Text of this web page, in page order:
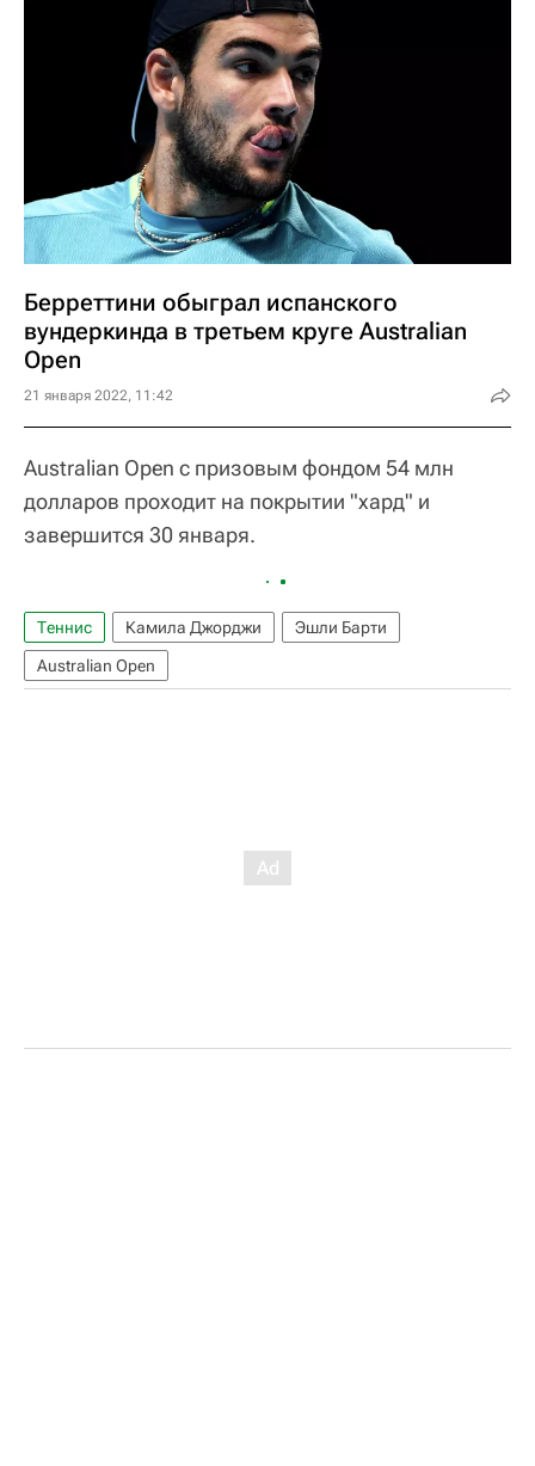
Берреттини обыграл испанского
вундеркинда в третьем круге Australian
Open
21 января 2022, 11:42
Australian Open с призовым фондом 54 млн
долларов проходит на покрытии "хард" и
завершится 30 января.
Теннис Камила Джорджи
Эшли Барти
Australian Open